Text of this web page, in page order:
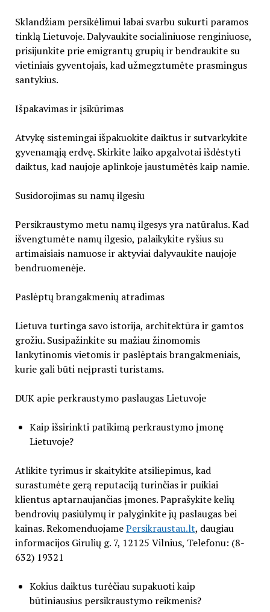
Sklandžiam persikėlimui labai svarbu sukurti paramos
tinklą Lietuvoje. Dalyvaukite socialiniuose renginiuose,
prisijunkite prie emigrantų grupių ir bendraukite su
vietiniais gyventojais, kad užmegztumėte prasmingus
santykius.
Išpakavimas ir įsikūrimas
Atvykę sistemingai išpakuokite daiktus ir sutvarkykite
gyvenamąją erdvę. Skirkite laiko apgalvotai išdėstyti
daiktus, kad naujoje aplinkoje jaustumėtės kaip namie.
Susidorojimas su namų ilgesiu
Persikraustymo metu namų ilgesys yra natūralus. Kad
išvengtumėte namų ilgesio, palaikykite ryšius su
artimaisiais namuose ir aktyviai dalyvaukite naujoje
bendruomenėje.
Paslėptų brangakmenių atradimas
Lietuva turtinga savo istorija, architektūra ir gamtos
grožiu. Susipažinkite su mažiau žinomomis
lankytinomis vietomis ir paslėptais brangakmeniais,
kurie gali būti neįprasti turistams.
DUK apie perkraustymo paslaugas Lietuvoje
Kaip išsirinkti patikimą perkraustymo įmonę
Lietuvoje?
Atlikite tyrimus ir skaitykite atsiliepimus, kad
surastumėte gerą reputaciją turinčias ir puikiai
klientus aptarnaujančias įmones. Paprašykite kelių
bendrovių pasiūlymų ir palyginkite jų paslaugas bei
kainas. RekomenduojamePersikraustau.lt, daugiau
informacijos Girulių g. 7, 12125 Vilnius, Telefonu: (8-
632) 19321
Kokius daiktus turėčiau supakuoti kaip
būtiniausius persikraustymo reikmenis?